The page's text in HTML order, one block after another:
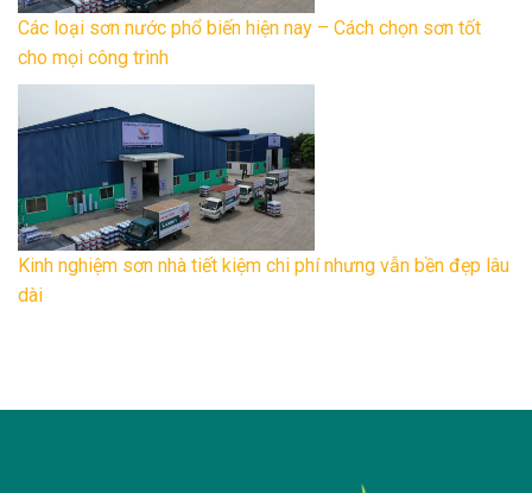
Các loại sơn nước phổ biến hiện nay – Cách chọn sơn tốt
cho mọi công trình
Kinh nghiệm sơn nhà tiết kiệm chi phí nhưng vẫn bền đẹp lâu
dài